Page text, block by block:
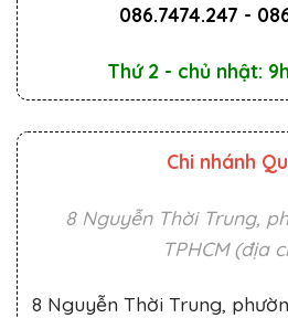
086.7474.247 -
Thứ 2 - chủ nhật:
Chi nhánh
8 Nguyễn Thời Trung,
TPHCM (địa
8 Nguyễn Thời Trung,